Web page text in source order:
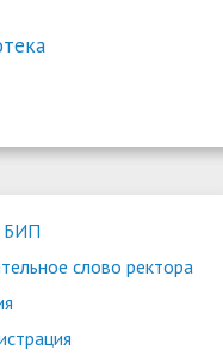
слово ректора
университета
подразделения
дистанционного
занятий
и вопросы для
экзаменов
в аспирантуру
экзамены
о библиотеке
библиотека БИП
исследовательская
конкурс
работ студентов
БИП
слово ректора